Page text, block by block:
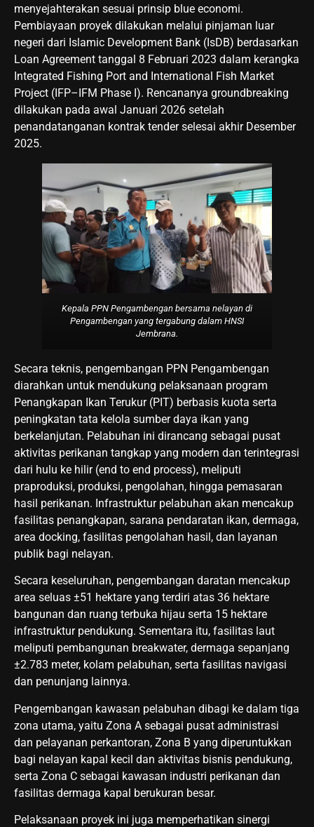
menyejahterakan sesuai prinsip blue economi.
Pembiayaan proyek dilakukan melalui pinjaman luar
negeri dari Islamic Development Bank (IsDB) berdasarkan
Loan Agreement tanggal 8 Februari 2023 dalam kerangka
Integrated Fishing Port and International Fish Market
Project (IFP–IFM Phase I). Rencananya groundbreaking
dilakukan pada awal Januari 2026 setelah
penandatanganan kontrak tender selesai akhir Desember
2025.
Kepala PPN Pengambengan bersama nelayan di
Pengambengan yang tergabung dalam HNSI
Jembrana.
Secara teknis, pengembangan PPN Pengambengan
diarahkan untuk mendukung pelaksanaan program
Penangkapan Ikan Terukur (PIT) berbasis kuota serta
peningkatan tata kelola sumber daya ikan yang
berkelanjutan. Pelabuhan ini dirancang sebagai pusat
aktivitas perikanan tangkap yang modern dan terintegrasi
dari hulu ke hilir (end to end process), meliputi
praproduksi, produksi, pengolahan, hingga pemasaran
hasil perikanan. Infrastruktur pelabuhan akan mencakup
fasilitas penangkapan, sarana pendaratan ikan, dermaga,
area docking, fasilitas pengolahan hasil, dan layanan
publik bagi nelayan.
Secara keseluruhan, pengembangan daratan mencakup
area seluas ±51 hektare yang terdiri atas 36 hektare
bangunan dan ruang terbuka hijau serta 15 hektare
infrastruktur pendukung. Sementara itu, fasilitas laut
meliputi pembangunan breakwater, dermaga sepanjang
±2.783 meter, kolam pelabuhan, serta fasilitas navigasi
dan penunjang lainnya.
Pengembangan kawasan pelabuhan dibagi ke dalam tiga
zona utama, yaitu Zona A sebagai pusat administrasi
dan pelayanan perkantoran, Zona B yang diperuntukkan
bagi nelayan kapal kecil dan aktivitas bisnis pendukung,
serta Zona C sebagai kawasan industri perikanan dan
fasilitas dermaga kapal berukuran besar.
Pelaksanaan proyek ini juga memperhatikan sinergi